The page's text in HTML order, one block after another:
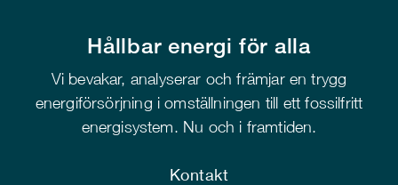
Hållbar energi för alla
Vi bevakar, analyserar och främjar en trygg
energiförsörjning i omställningen till ett fossilfritt
energisystem. Nu och i framtiden.
Kontakt